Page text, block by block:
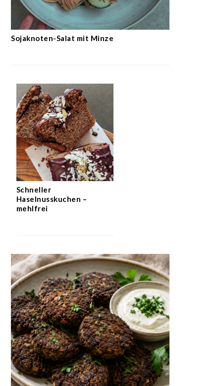
Sojaknoten-Salat mit Minze
Schneller
Haselnusskuchen –
mehlfrei